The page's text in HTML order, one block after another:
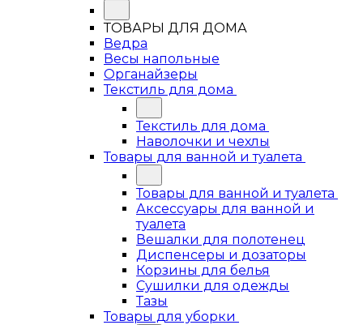
ТОВАРЫ ДЛЯ ДОМА
Ведра
Весы напольные
Органайзеры
Текстиль для дома
Текстиль для дома
Наволочки и чехлы
Товары для ванной и туалета
Товары для ванной и туалета
Аксессуары для ванной и
туалета
Вешалки для полотенец
Диспенсеры и дозаторы
Корзины для белья
Сушилки для одежды
Тазы
Товары для уборки